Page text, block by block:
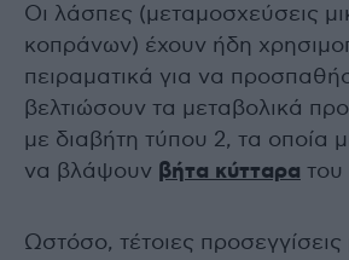
Οι λάσπες (μεταμοσχεύσεις
κοπράνων) έχουν ήδη
πειραματικά για να
βελτιώσουν τα μεταβολικά
με διαβήτη τύπου 2, τα οποία
να βλάψουν βήτα κύτταρα του
Ωστόσο, τέτοιες προσεγγίσεις